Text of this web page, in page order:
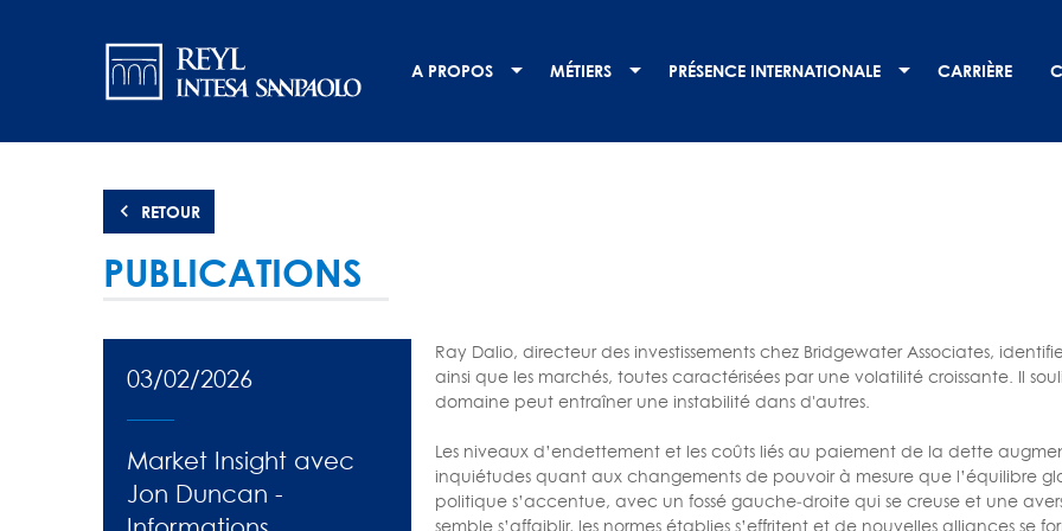
principale
A PROPOS MÉTIERS PRÉSENCE INTERNATIONALE CARRIÈRE
RETOUR
PUBLICATIONS
03/02/2026
Market Insight avec
Jon Duncan -
Ray Dalio, directeur des investissements chez Bridgewater Associates,
ainsi que les marchés, toutes caractérisées par une volatilité croissante. Il
domaine peut entraîner une instabilité dans d'autres.
Les niveaux d’endettement et les coûts liés au paiement de la dette
inquiétudes quant aux changements de pouvoir à mesure que l’équilibre
politique s’accentue, avec un fossé gauche‑droite qui se creuse et une
semble s’affaiblir, les normes établies s’effritent et de nouvelles alliances